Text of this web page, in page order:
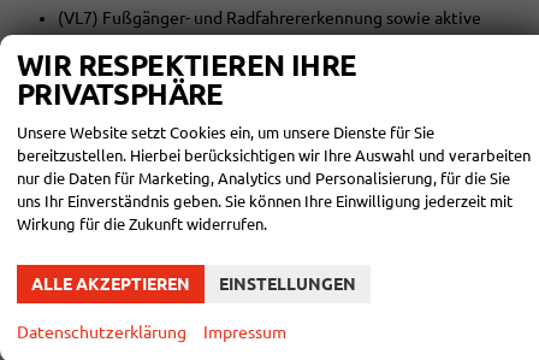
(VL7) Fußgänger- und Radfahrererkennung sowie aktive
(Q2J) Komfortsitze vorn
(8IU) LED-Scheinwerfer mit LED-Tagfahrlicht und
(8WH) Nebelscheinwerfer und Abbiegelicht
(PSN) Spurhalteassistent ""Lane Assist""
(8X1) Scheinwerfer-Reinigungsanlage
Auf 3 Jahre / max. 100.000 Km + 420 €
Auf 4 Jahre / max. 100.000 Km + 555 €
Auf 5 Jahre / max. 100.000 Km + 790 €
WIR RESPEKTIEREN IHRE
PRIVATSPHÄRE
Unsere Website setzt Cookies ein, um unsere Dienste für Sie
bereitzustellen. Hierbei berücksichtigen wir Ihre Auswahl und verarbeiten
nur die Daten für Marketing, Analytics und Personalisierung, für die Sie
uns Ihr Einverständnis geben. Sie können Ihre Einwilligung jederzeit mit
Wirkung für die Zukunft widerrufen.
ALLE AKZEPTIEREN EINSTELLUNGEN
Datenschutzerklärung Impressum